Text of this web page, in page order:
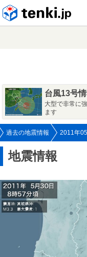
台風13号
大型で非常に
ます
過去の地震情報 2011年
地震情報